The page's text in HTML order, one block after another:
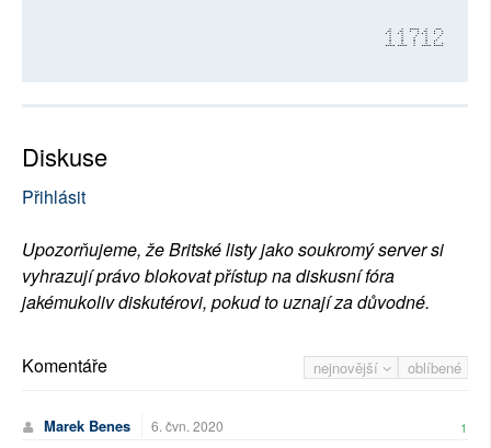
11712
Diskuse
Přihlásit
Upozorňujeme, že Britské listy jako soukromý server si
vyhrazují právo blokovat přístup na diskusní fóra
jakémukoliv diskutérovi, pokud to uznají za důvodné.
nejnovější oblíbené
Komentáře
Marek Benes 6. čvn. 2020 1